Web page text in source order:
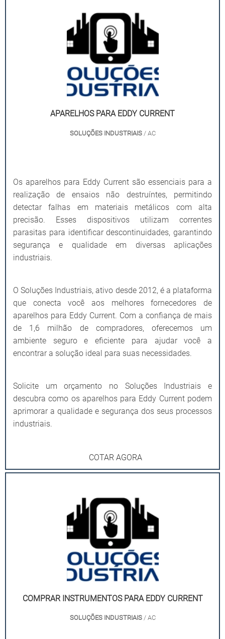
APARELHOS PARA EDDY CURRENT
SOLUÇÕES INDUSTRIAIS/ AC
Os aparelhos para Eddy Current são essenciais para a
realização de ensaios não destruíntes, permitindo
detectar falhas em materiais metálicos com alta
precisão. Esses dispositivos utilizam correntes
parasitas para identificar descontinuidades, garantindo
segurança e qualidade em diversas aplicações
industriais.
O Soluções Industriais, ativo desde 2012, é a plataforma
que conecta você aos melhores fornecedores de
aparelhos para Eddy Current. Com a confiança de mais
de 1,6 milhão de compradores, oferecemos um
ambiente seguro e eficiente para ajudar você a
encontrar a solução ideal para suas necessidades.
Solicite um orçamento no Soluções Industriais e
descubra como os aparelhos para Eddy Current podem
aprimorar a qualidade e segurança dos seus processos
industriais.
COTAR AGORA
COMPRAR INSTRUMENTOS PARA EDDY CURRENT
SOLUÇÕES INDUSTRIAIS/ AC